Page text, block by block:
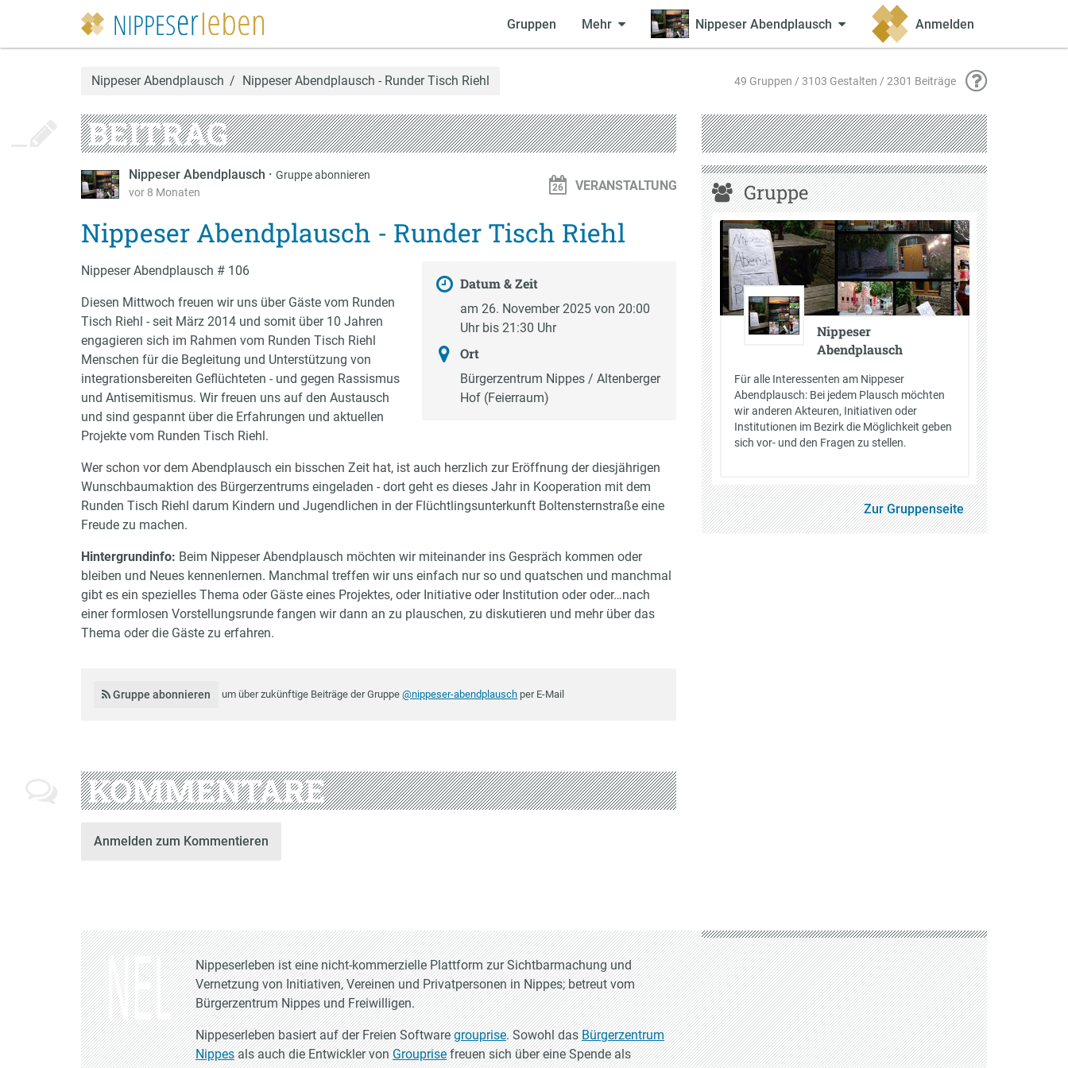
Gruppen Mehr Nippeser Abendplausch Anmelden
Nippeser Abendplausch Nippeser Abendplausch - Runder Tisch Riehl 49 Gruppen / 3103 Gestalten / 2301 Beiträge
BEITRAG
Nippeser Abendplausch · Gruppe abonnieren
vor 8 Monaten
VERANSTALTUNG
Nippeser Abendplausch - Runder Tisch Riehl
Datum & Zeit
am 26. November 2025 von 20:00
Uhr bis 21:30 Uhr
Ort
Bürgerzentrum Nippes / Altenberger
Hof (Feierraum)
Nippeser Abendplausch # 106
Diesen Mittwoch freuen wir uns über Gäste vom Runden
Tisch Riehl - seit März 2014 und somit über 10 Jahren
engagieren sich im Rahmen vom Runden Tisch Riehl
Menschen für die Begleitung und Unterstützung von
integrationsbereiten Geflüchteten - und gegen Rassismus
und Antisemitismus. Wir freuen uns auf den Austausch
und sind gespannt über die Erfahrungen und aktuellen
Projekte vom Runden Tisch Riehl.
Wer schon vor dem Abendplausch ein bisschen Zeit hat, ist auch herzlich zur Eröffnung der diesjährigen
Wunschbaumaktion des Bürgerzentrums eingeladen - dort geht es dieses Jahr in Kooperation mit dem
Runden Tisch Riehl darum Kindern und Jugendlichen in der Flüchtlingsunterkunft Boltensternstraße eine
Freude zu machen.
Hintergrundinfo: Beim Nippeser Abendplausch möchten wir miteinander ins Gespräch kommen oder
bleiben und Neues kennenlernen. Manchmal treffen wir uns einfach nur so und quatschen und manchmal
gibt es ein spezielles Thema oder Gäste eines Projektes, oder Initiative oder Institution oder oder…nach
einer formlosen Vorstellungsrunde fangen wir dann an zu plauschen, zu diskutieren und mehr über das
Thema oder die Gäste zu erfahren.
Gruppe abonnieren um über zukünftige Beiträge der Gruppe@nippeser-abendplausch per E-Mail
KOMMENTARE
Anmelden zum Kommentieren
Gruppe
Nippeser
Abendplausch
Für alle Interessenten am Nippeser
Abendplausch: Bei jedem Plausch möchten
wir anderen Akteuren, Initiativen oder
Institutionen im Bezirk die Möglichkeit geben
sich vor- und den Fragen zu stellen.
Zur Gruppenseite
Nippeserleben ist eine nicht-kommerzielle Plattform zur Sichtbarmachung und
Vernetzung von Initiativen, Vereinen und Privatpersonen in Nippes; betreut vom
Bürgerzentrum Nippes und Freiwilligen.
Nippeserleben basiert auf der Freien Softwaregrouprise. Sowohl dasBürgerzentrum
Nippesals auch die Entwickler vonGrouprisefreuen sich über eine Spende als